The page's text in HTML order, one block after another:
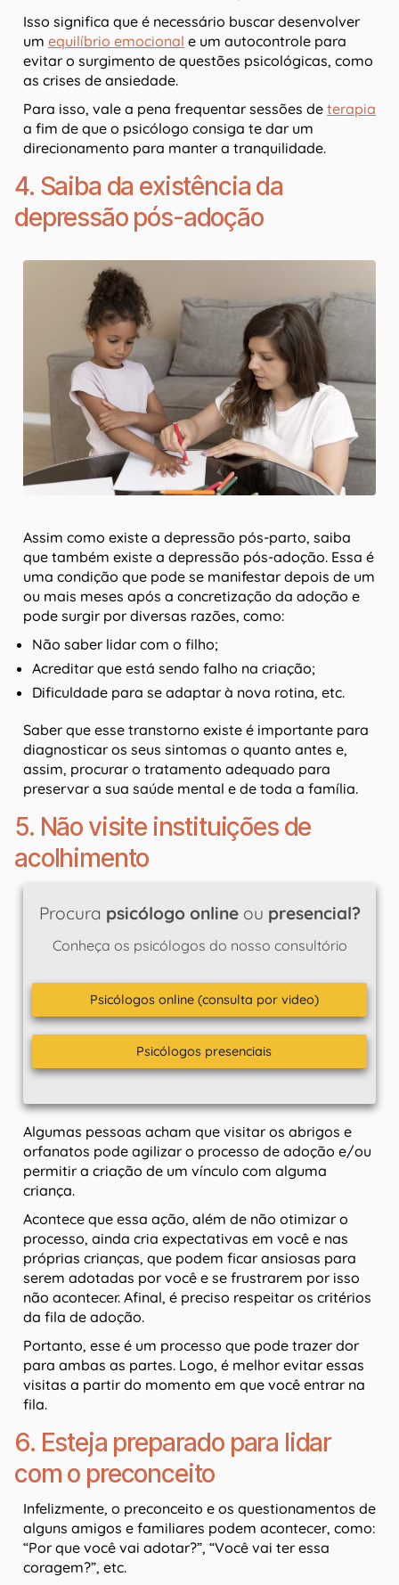
Isso significa que é necessário buscar desenvolver
um equilíbrio emocional e um autocontrole para
evitar o surgimento de questões psicológicas, como
as crises de ansiedade.
Para isso, vale a pena frequentar sessões de terapia
a fim de que o psicólogo consiga te dar um
direcionamento para manter a tranquilidade.
4. Saiba da existência da
depressão pós-adoção
Assim como existe a depressão pós-parto, saiba
que também existe a depressão pós-adoção. Essa é
uma condição que pode se manifestar depois de um
ou mais meses após a concretização da adoção e
pode surgir por diversas razões, como:
Não saber lidar com o filho;
Acreditar que está sendo falho na criação;
Dificuldade para se adaptar à nova rotina, etc.
Saber que esse transtorno existe é importante para
diagnosticar os seus sintomas o quanto antes e,
assim, procurar o tratamento adequado para
preservar a sua saúde mental e de toda a família.
5. Não visite instituições de
acolhimento
Procura psicólogo onlineou presencial?
Conheça os psicólogos do nosso consultório
Psicólogos online (consulta por video)
Psicólogos presenciais
Algumas pessoas acham que visitar os abrigos e
orfanatos pode agilizar o processo de adoção e/ou
permitir a criação de um vínculo com alguma
criança.
Acontece que essa ação, além de não otimizar o
processo, ainda cria expectativas em você e nas
próprias crianças, que podem ficar ansiosas para
serem adotadas por você e se frustrarem por isso
não acontecer. Afinal, é preciso respeitar os critérios
da fila de adoção.
Portanto, esse é um processo que pode trazer dor
para ambas as partes. Logo, é melhor evitar essas
visitas a partir do momento em que você entrar na
fila.
6. Esteja preparado para lidar
com o preconceito
Infelizmente, o preconceito e os questionamentos de
alguns amigos e familiares podem acontecer, como:
“Por que você vai adotar?”, “Você vai ter essa
coragem?”, etc.